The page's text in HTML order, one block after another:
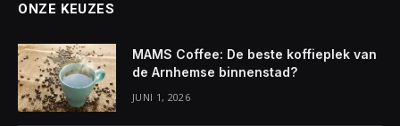
ONZE KEUZES
MAMS Coffee: De beste koffieplek van
de Arnhemse binnenstad?
JUNI 1, 2026